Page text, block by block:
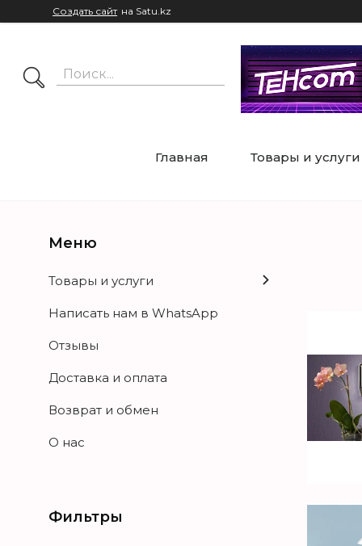
Создать сайт на Satu.kz
Главная Товары и услуги
Товары и услуги
Написать нам в WhatsApp
Отзывы
Доставка и оплата
Возврат и обмен
О нас
Фильтры